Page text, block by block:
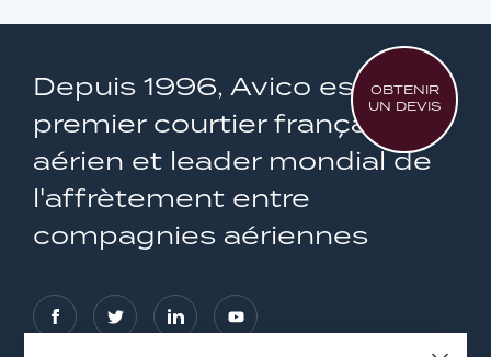
OBTENIR
UN DEVIS
Depuis 1996, Avico est le
premier courtier français
aérien et leader mondial de
l'affrètement entre
compagnies aériennes